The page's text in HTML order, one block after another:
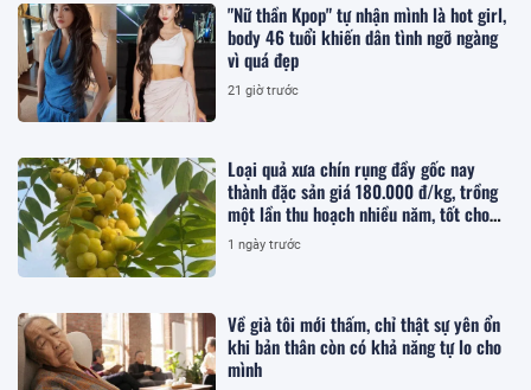
"Nữ thần Kpop" tự nhận mình là hot girl,
body 46 tuổi khiến dân tình ngỡ ngàng
vì quá đẹp
21 giờ trước
Loại quả xưa chín rụng đầy gốc nay
thành đặc sản giá 180.000 đ/kg, trồng
một lần thu hoạch nhiều năm, tốt cho
sức khỏe
1 ngày trước
Về già tôi mới thấm, chỉ thật sự yên ổn
khi bản thân còn có khả năng tự lo cho
mình